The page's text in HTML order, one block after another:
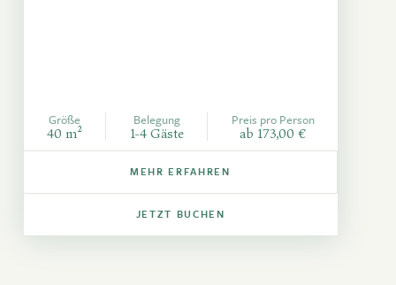
Größe
40 m²
Belegung
1-4 Gäste
Preis pro Person
ab 173,00 €
MEHR ERFAHREN
JETZT BUCHEN